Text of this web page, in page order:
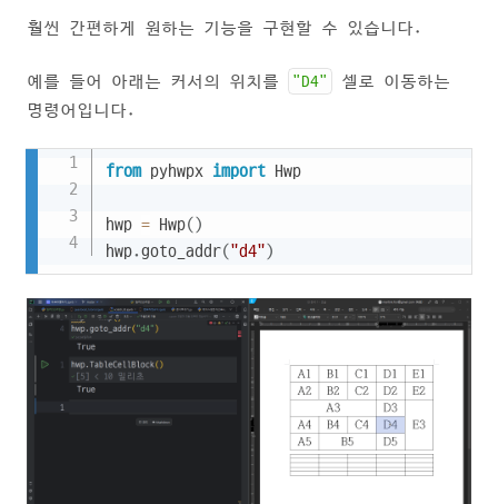
훨씬 간편하게 원하는 기능을 구현할 수 있습니다.
예를 들어 아래는 커서의 위치를 "D4"
셀로 이동하는
명령어입니다.
from pyhwpx import Hwp
hwp = Hwp()
hwp.goto_addr("d4")